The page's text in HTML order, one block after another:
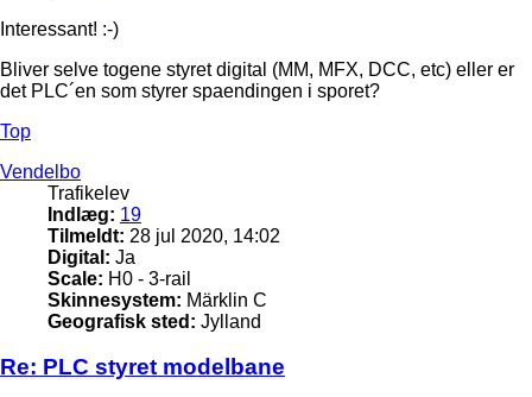
Interessant! :-)
Bliver selve togene styret digital (MM, MFX, DCC, etc) eller er
det PLC´en som styrer spaendingen i sporet?
Top
Vendelbo
Trafikelev
Indlæg: 19
Tilmeldt: 28 jul 2020, 14:02
Digital: Ja
Scale: H0 - 3-rail
Skinnesystem: Märklin C
Geografisk sted: Jylland
Re: PLC styret modelbane